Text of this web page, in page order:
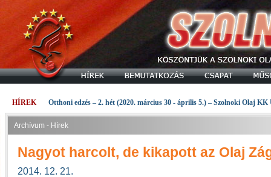
HÍREK Otthoni edzés – 2. hét (2020. március 30 - április 5.) – Szolnoki Olaj KK
Archívum - Hírek
Nagyot harcolt, de kikapott az Olaj
2014. 12. 21.